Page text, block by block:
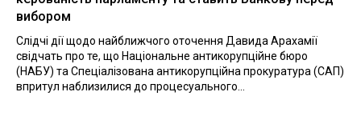
вибором
Слідчі дії щодо найближчого оточення Давида Арахамії
свідчать про те, що Національне антикорупційне бюро
(НАБУ) та Спеціалізована антикорупційна прокуратура (САП)
впритул наблизилися до процесуального...